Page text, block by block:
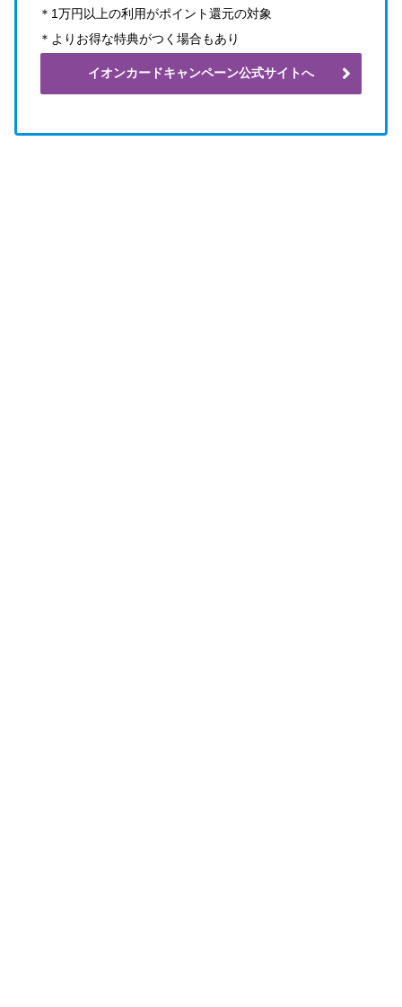
＊1万円以上の利用がポイント還元の対象
＊よりお得な特典がつく場合もあり
イオンカードキャンペーン公式サイトへ